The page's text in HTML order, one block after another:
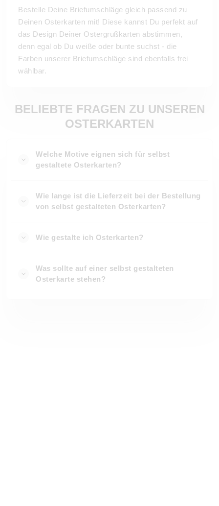
Bestelle Deine Briefumschläge gleich passend zu
Deinen Osterkarten mit! Diese kannst Du perfekt auf
das Design Deiner Ostergrußkarten abstimmen,
denn egal ob Du weiße oder bunte suchst - die
Farben unserer Briefumschläge sind ebenfalls frei
wählbar.
BELIEBTE FRAGEN ZU UNSEREN
OSTERKARTEN
Welche Motive eignen sich für selbst
gestaltete Osterkarten?
Wie lange ist die Lieferzeit bei der Bestellung
von selbst gestalteten Osterkarten?
Wie gestalte ich Osterkarten?
Was sollte auf einer selbst gestalteten
Osterkarte stehen?